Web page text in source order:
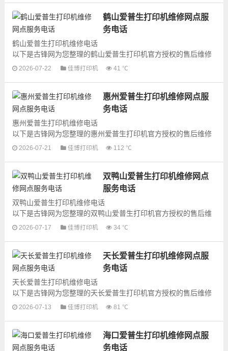
鹤山爱普生打印机维修网点服
务电话
鹤山爱普生打印机维修电话
以下是古锋网为您整理的鹤山爱普生打印机官方授权的售后维修
网点地址和号码信息，可以为您提供爱普生打印机的各种型号打
2026-07-22 佳博打印机 41 ℃
惠州爱普生打印机维修网点服
务电话
惠州爱普生打印机维修电话
以下是古锋网为您整理的惠州爱普生打印机官方授权的售后维修
网点地址和号码信息，可以为您提供爱普生打印机的各种型号打
2026-07-21 佳博打印机 112 ℃
双鸭山爱普生打印机维修网点
服务电话
双鸭山爱普生打印机维修电话
以下是古锋网为您整理的双鸭山爱普生打印机官方授权的售后维
修网点地址和号码信息，可以为您提供爱普生打印机的各种型号
2026-07-17 佳博打印机 34 ℃
天长爱普生打印机维修网点服
务电话
天长爱普生打印机维修电话
以下是古锋网为您整理的天长爱普生打印机官方授权的售后维修
网点地址和号码信息，可以为您提供爱普生打印机的各种型号打
2026-07-13 佳博打印机 81 ℃
海口爱普生打印机维修网点服
务电话